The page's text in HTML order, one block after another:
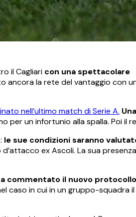
il Cagliari con una spettacolare
ancora la rete del vantaggio con
nell’ultimo match di Serie A. Una
per un infortunio alla spalla. Poi il
le sue condizioni saranno
ex Ascoli. La sua
commentato il nuovo
caso in cui in un gruppo-squadra il